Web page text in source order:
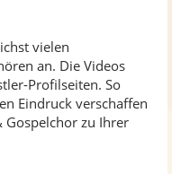
vielen
an. Die Videos
Profilseiten. So
Eindruck verschaffen
Gospelchor zu Ihrer